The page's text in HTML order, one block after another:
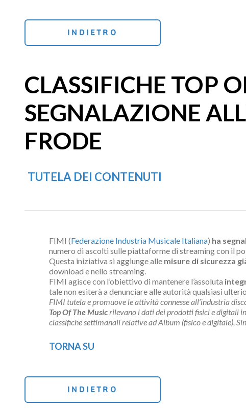
INDIETRO
CLASSIFICHE TOP
SEGNALAZIONE
FRODE
TUTELA DEI CONTENUTI
FIMI (Federazione Industria Musicale Italiana) ha
numero di ascolti sulle piattaforme di streaming con il
Questa iniziativa si aggiunge alle misure di sicurezza
download e nello streaming.
FIMI agisce con l’obiettivo di mantenere l’assoluta
tale non esiterà a denunciare alle autorità qualsiasi
FIMI tutela e promuove le attività connesse all’industria
Top Of The Musicrilevano i dati dei prodotti fisici e digitali
classifiche settimanali relative ad Album (fisico e digitale),
TORNA SU
INDIETRO